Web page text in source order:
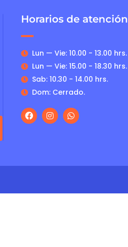
Horarios de atención
Lun — Vie: 10.00 - 13.00 hrs.
Lun — Vie: 15.00 - 18.30 hrs.
Sab: 10.30 - 14.00 hrs.
Dom: Cerrado.